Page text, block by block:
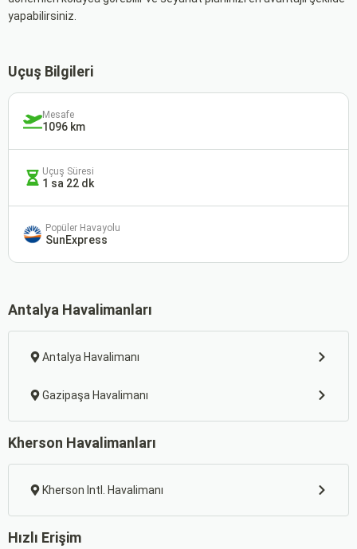
yapabilirsiniz.
Uçuş Bilgileri
Mesafe
1096 km
Uçuş Süresi
1 sa 22 dk
Popüler Havayolu
SunExpress
Antalya Havalimanları
Antalya Havalimanı
Gazipaşa Havalimanı
Kherson Havalimanları
Kherson Intl. Havalimanı
Hızlı Erişim